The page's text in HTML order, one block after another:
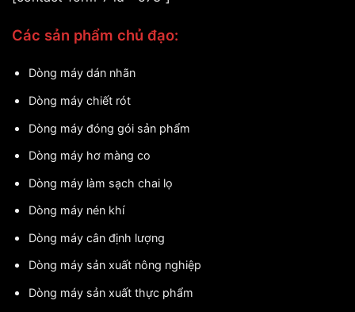
Các sản phẩm chủ đạo:
Dòng máy dán nhãn
Dòng máy chiết rót
Dòng máy đóng gói sản phẩm
Dòng máy hơ màng co
Dòng máy làm sạch chai lọ
Dòng máy nén khí
Dòng máy cân định lượng
Dòng máy sản xuất nông nghiệp
Dòng máy sản xuất thực phẩm